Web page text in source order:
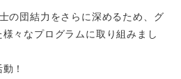
の団結力をさらに深めるため、グ
々なプログラムに取り組みまし
！